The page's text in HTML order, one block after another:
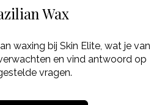
Wax
waxing bij Skin Elite, wat je van
en vind antwoord op
vragen.